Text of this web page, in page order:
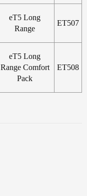
ET507
eT5 Long
Range
ET508
eT5 Long
Range Comfort
Pack